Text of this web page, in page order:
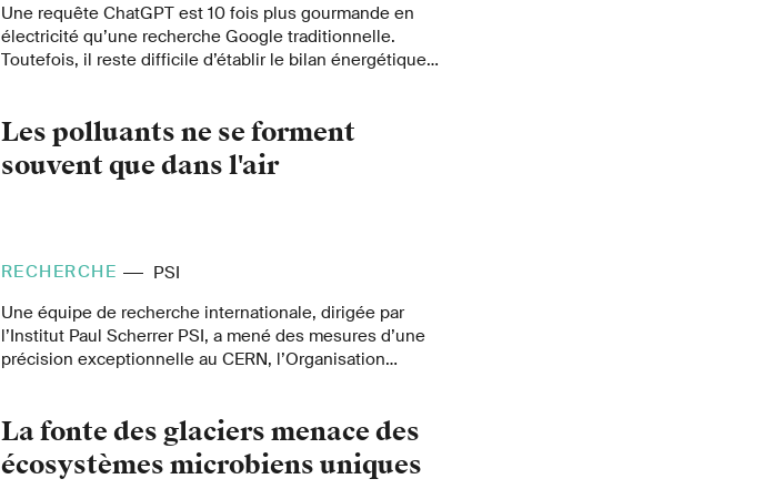
Une requête ChatGPT est 10 fois plus gourmande en
électricité qu’une recherche Google traditionnelle.
Toutefois, il reste difficile d’établir le bilan énergétique
Les polluants ne se forment
souvent que dans l'air
RECHERCHE
PSI
Une équipe de recherche internationale, dirigée par
l’Institut Paul Scherrer PSI, a mené des mesures d’une
précision exceptionnelle au CERN, l’Organisation
scientifiques ont démontré comment les émissions
issues du transport et de la combustion de biomasse
génèrent des particules nocives. Leurs résultats affinent
La fonte des glaciers menace des
écosystèmes microbiens uniques